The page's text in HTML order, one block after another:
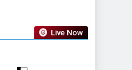
Live Now